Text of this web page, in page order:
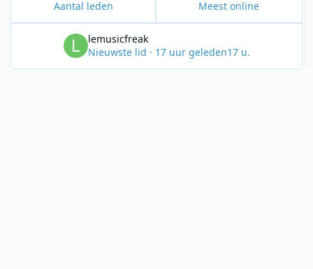
Aantal leden Meest online
lemusicfreak
Nieuwste lid · 17 uur geleden17 u.